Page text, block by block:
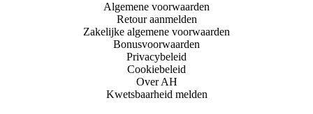
Algemene voorwaarden
Retour aanmelden
Zakelijke algemene voorwaarden
Bonusvoorwaarden
Privacybeleid
Cookiebeleid
Over AH
Kwetsbaarheid melden